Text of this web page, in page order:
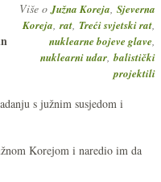
Više oJužna Koreja, Sjeverna
Koreja,rat, Treći svjetski rat,
nuklearne bojeve glave,
nuklearni udar, balistički
projektili
s južnim susjedom i
Korejom i naredio im da